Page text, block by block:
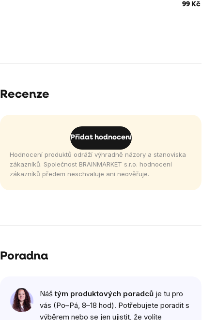
99 Kč
Recenze
Přidat hodnocení
Hodnocení produktů odráží výhradně názory a stanoviska
zákazníků. Společnost BRAINMARKET s.r.o. hodnocení
zákazníků předem neschvaluje ani neověřuje.
Poradna
Náštým produktových poradců je tu pro
vás (Po–Pá, 8–18 hod). Potřebujete poradit s
výběrem nebo se jen ujistit, že volíte